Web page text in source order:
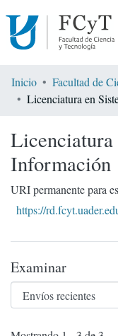
Comunidades
Encontrar por
Estadísticas
Inicio
Licenciatura
Información
URI permanente para
https://
Examinar